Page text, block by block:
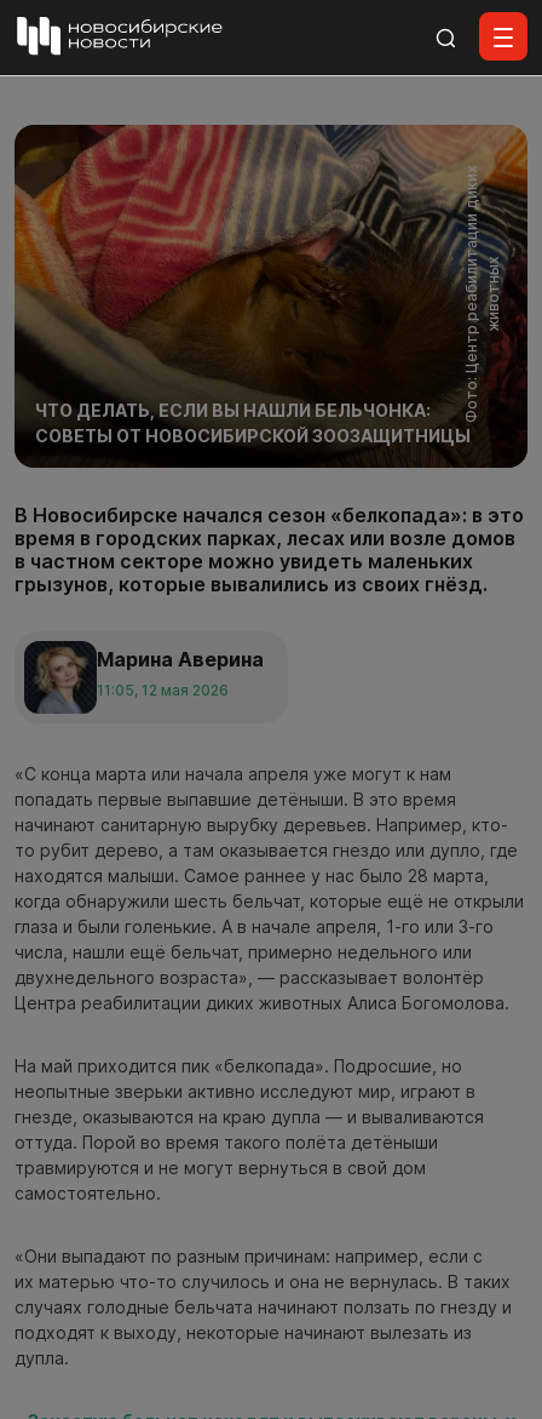
Ф
о
т
о
:
Ц
е
н
т
р
р
е
а
б
и
ли
т
а
ц
и
и
д
и
к
и
х
ж
и
в
о
т
н
ых
ЧТО ДЕЛАТЬ, ЕСЛИ ВЫ НАШЛИ БЕЛЬЧОНКА:
СОВЕТЫ ОТ НОВОСИБИРСКОЙ ЗООЗАЩИТНИЦЫ
В Новосибирске начался сезон «белкопада»: в это
время в городских парках, лесах или возле домов
в частном секторе можно увидеть маленьких
грызунов, которые вывалились из своих гнёзд.
Марина Аверина
11:05, 12 мая 2026
«С конца марта или начала апреля уже могут к нам
попадать первые выпавшие детёныши. В это время
начинают санитарную вырубку деревьев. Например, кто-
то рубит дерево, а там оказывается гнездо или дупло, где
находятся малыши. Самое раннее у нас было 28 марта,
когда обнаружили шесть бельчат, которые ещё не открыли
глаза и были голенькие. А в начале апреля, 1-го или 3-го
числа, нашли ещё бельчат, примерно недельного или
двухнедельного возраста», — рассказывает волонтёр
Центра реабилитации диких животных Алиса Богомолова.
На май приходится пик «белкопада». Подросшие, но
неопытные зверьки активно исследуют мир, играют в
гнезде, оказываются на краю дупла — и вываливаются
оттуда. Порой во время такого полёта детёныши
травмируются и не могут вернуться в свой дом
самостоятельно.
«Они выпадают по разным причинам: например, если с
их матерью что-то случилось и она не вернулась. В таких
случаях голодные бельчата начинают ползать по гнезду и
подходят к выходу, некоторые начинают вылезать из
дупла.